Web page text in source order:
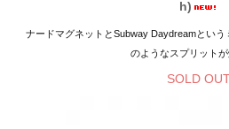
h)
ナードマグネットとSubway Daydreamとい
のようなスプリットが
SOLD